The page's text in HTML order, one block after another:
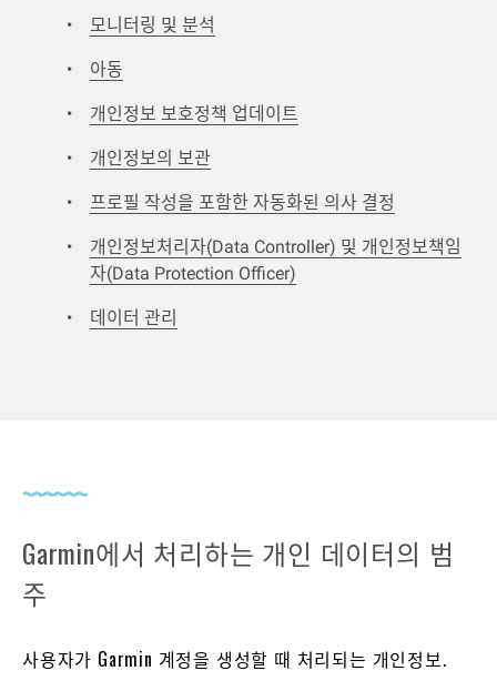
모니터링 및 분석
아동
개인정보 보호정책 업데이트
개인정보의 보관
프로필 작성을 포함한 자동화된 의사 결정
개인정보처리자(Data Controller) 및 개인정보책임
자(Data Protection Officer)
데이터 관리
Garmin에서 처리하는 개인 데이터의 범
주
사용자가 Garmin 계정을 생성할 때 처리되는 개인정보.